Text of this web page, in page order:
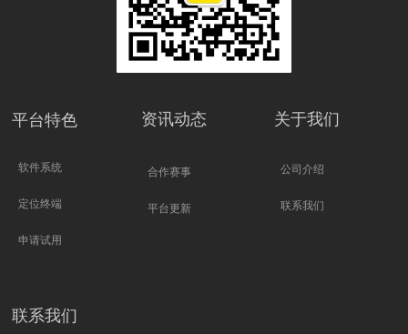
平台特色
软件系统
定位终端
申请试用
资讯动态
合作赛事
平台更新
关于我们
公司介绍
联系我们
联系我们